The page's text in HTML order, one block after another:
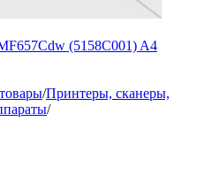
(5158C001) A4
/Принтеры, сканеры,
/